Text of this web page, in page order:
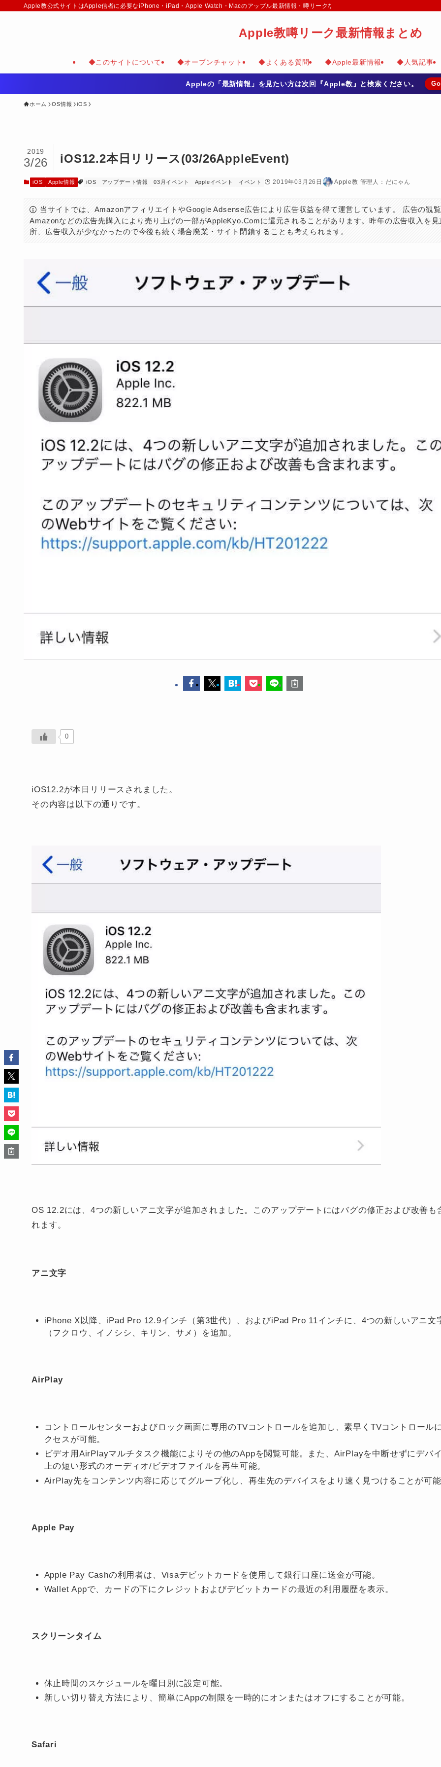
Apple教公式サイトはApple信者に必要なiPhone・iPad・Apple Watch・Macのアップル最新情報・噂リークなどのまとめて掲載
Apple教噂リーク最新情報まとめ
◆このサイトについて ◆オープンチャット ◆よくある質問 ◆Apple最新情報 ◆人気記事
Appleの「最新情報」を見たい方は次回『Apple教』と検索ください。
ホーム OS情報 iOS
iOS12.2本日リリース(03/26AppleEvent)
2019
3/26
iOS Apple情報 iOS アップデート情報 03月イベント Appleイベント イベント 2019年03月26日 Apple教 管理人：だにゃん
当サイトでは、AmazonアフィリエイトやGoogle Adsense広告により広告収益を得て運営しています。 広告の観
Amazonなどの広告先購入により売り上げの一部がAppleKyo.Comに還元されることがあります。昨年の広告収入を見
所、広告収入が少なかったので今後も続く場合廃業・サイト閉鎖することも考えられます。
0
iOS12.2が本日リリースされました。
その内容は以下の通りです。
OS 12.2には、4つの新しいアニ文字が追加されました。このアップデートにはバグの修正および改善も
れます。
アニ文字
iPhone X以降、iPad Pro 12.9インチ（第3世代）、およびiPad Pro 11インチに、4つの新しいアニ文
（フクロウ、イノシシ、キリン、サメ）を追加。
AirPlay
コントロールセンターおよびロック画面に専用のTVコントロールを追加し、素早くTVコントロール
クセスが可能。
ビデオ用AirPlayマルチタスク機能によりその他のAppを閲覧可能。また、AirPlayを中断せずにデバ
上の短い形式のオーディオ/ビデオファイルを再生可能。
AirPlay先をコンテンツ内容に応じてグループ化し、再生先のデバイスをより速く見つけることが可
Apple Pay
Apple Pay Cashの利用者は、Visaデビットカードを使用して銀行口座に送金が可能。
Wallet Appで、カードの下にクレジットおよびデビットカードの最近の利用履歴を表示。
スクリーンタイム
休止時間のスケジュールを曜日別に設定可能。
新しい切り替え方法により、簡単にAppの制限を一時的にオンまたはオフにすることが可能。
Safari